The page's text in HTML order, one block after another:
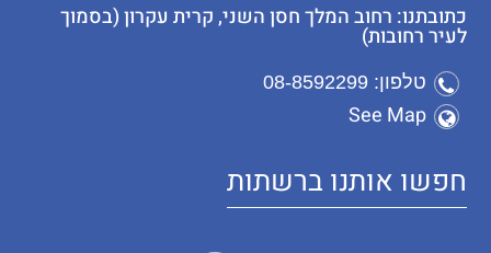
כתובתנו: רחוב המלך חסן השני, קרית עקרון (בסמוך
לעיר רחובות)
טלפון: 08-8592299
See Map
חפשו אותנו ברשתות